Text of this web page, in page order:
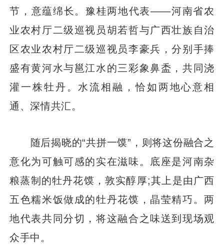
节，意蕴绵长。豫桂两地代表——河南省农
业农村厅二级巡视员胡若哲与广西壮族自治
区农业农村厅二级巡视员李豪兵，分别手捧
盛有黄河水与邕江水的三彩象鼻盉，共同浇
灌一株牡丹。水流相融，恰如两地心意相
通、深情共汇。
随后揭晓的“共拼一馍”，则将这份融合之
意化为可触可感的实在滋味。底座是河南杂
粮蒸制的牡丹花馍，敦实醇厚;其上是由广西
五色糯米饭做成的牡丹花馍，晶莹精巧。两
地代表共同分切，将这融合之味送到现场观
众手中。